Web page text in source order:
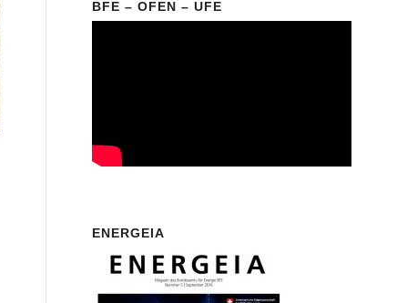
BFE – OFEN – UFE
ENERGEIA